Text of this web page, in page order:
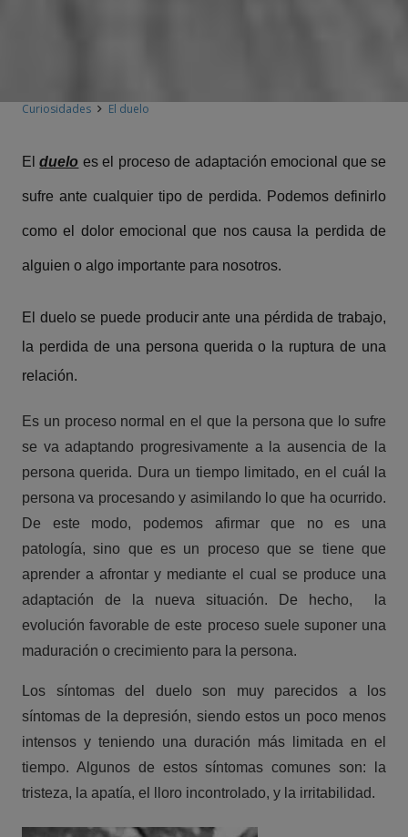
Curiosidades El duelo
Elduelo es el proceso de adaptación emocional que se
sufre ante cualquier tipo de perdida. Podemos definirlo
como el dolor emocional que nos causa la perdida de
alguien o algo importante para nosotros.
El duelo se puede producir ante una pérdida de trabajo,
la perdida de una persona querida o la ruptura de una
relación.
Es un proceso normal en el que la persona que lo sufre
se va adaptando progresivamente a la ausencia de la
persona querida. Dura un tiempo limitado, en el cuál la
persona va procesando y asimilando lo que ha ocurrido.
De este modo, podemos afirmar que no es una
patología, sino que es un proceso que se tiene que
aprender a afrontar y mediante el cual se produce una
adaptación de la nueva situación. De hecho, la
evolución favorable de este proceso suele suponer una
maduración o crecimiento para la persona.
Los síntomas del duelo son muy parecidos a los
síntomas de la depresión, siendo estos un poco menos
intensos y teniendo una duración más limitada en el
tiempo. Algunos de estos síntomas comunes son: la
tristeza, la apatía, el lloro incontrolado, y la irritabilidad.